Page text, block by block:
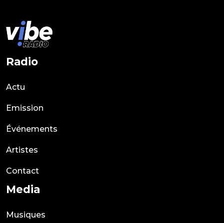
Radio
Actu
Emission
Événements
Artistes
Contact
Media
Musiques